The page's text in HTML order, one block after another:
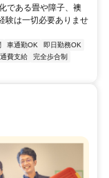
である畳や障子、襖
験は一切必要ありませ
車通勤OK
即日勤務OK
費支給
完全歩合制